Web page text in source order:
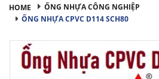
HOME
ỐNG NHỰA CÔNG NGHIỆP
ỐNG NHỰA CPVC D114 SCH80